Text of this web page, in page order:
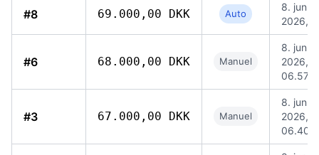
#8 69.000,00 DKK Auto
8. jun.
2026,
#6 68.000,00 DKK Manuel
8. jun.
2026,
06.57
#3 67.000,00 DKK Manuel
8. jun.
2026,
06.40